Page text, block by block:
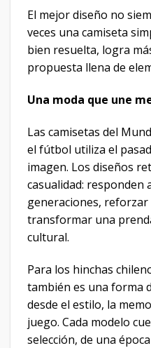
El mejor diseño no
veces una camiseta
bien resuelta, logra
propuesta llena de
Una moda que une
Las camisetas del
el fútbol utiliza el
imagen. Los diseños
casualidad: responden
generaciones,
transformar una
cultural.
Para los hinchas
también es una forma
desde el estilo, la
juego. Cada modelo
selección, de una